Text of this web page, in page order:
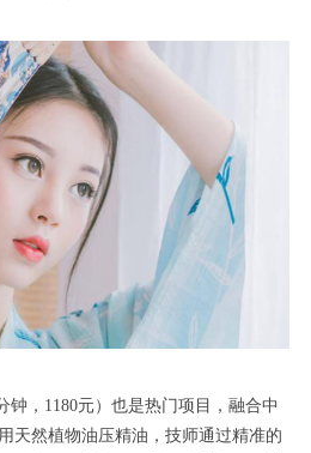
，1180元）也是热门项目，融合中
天然植物油压精油，技师通过精准的